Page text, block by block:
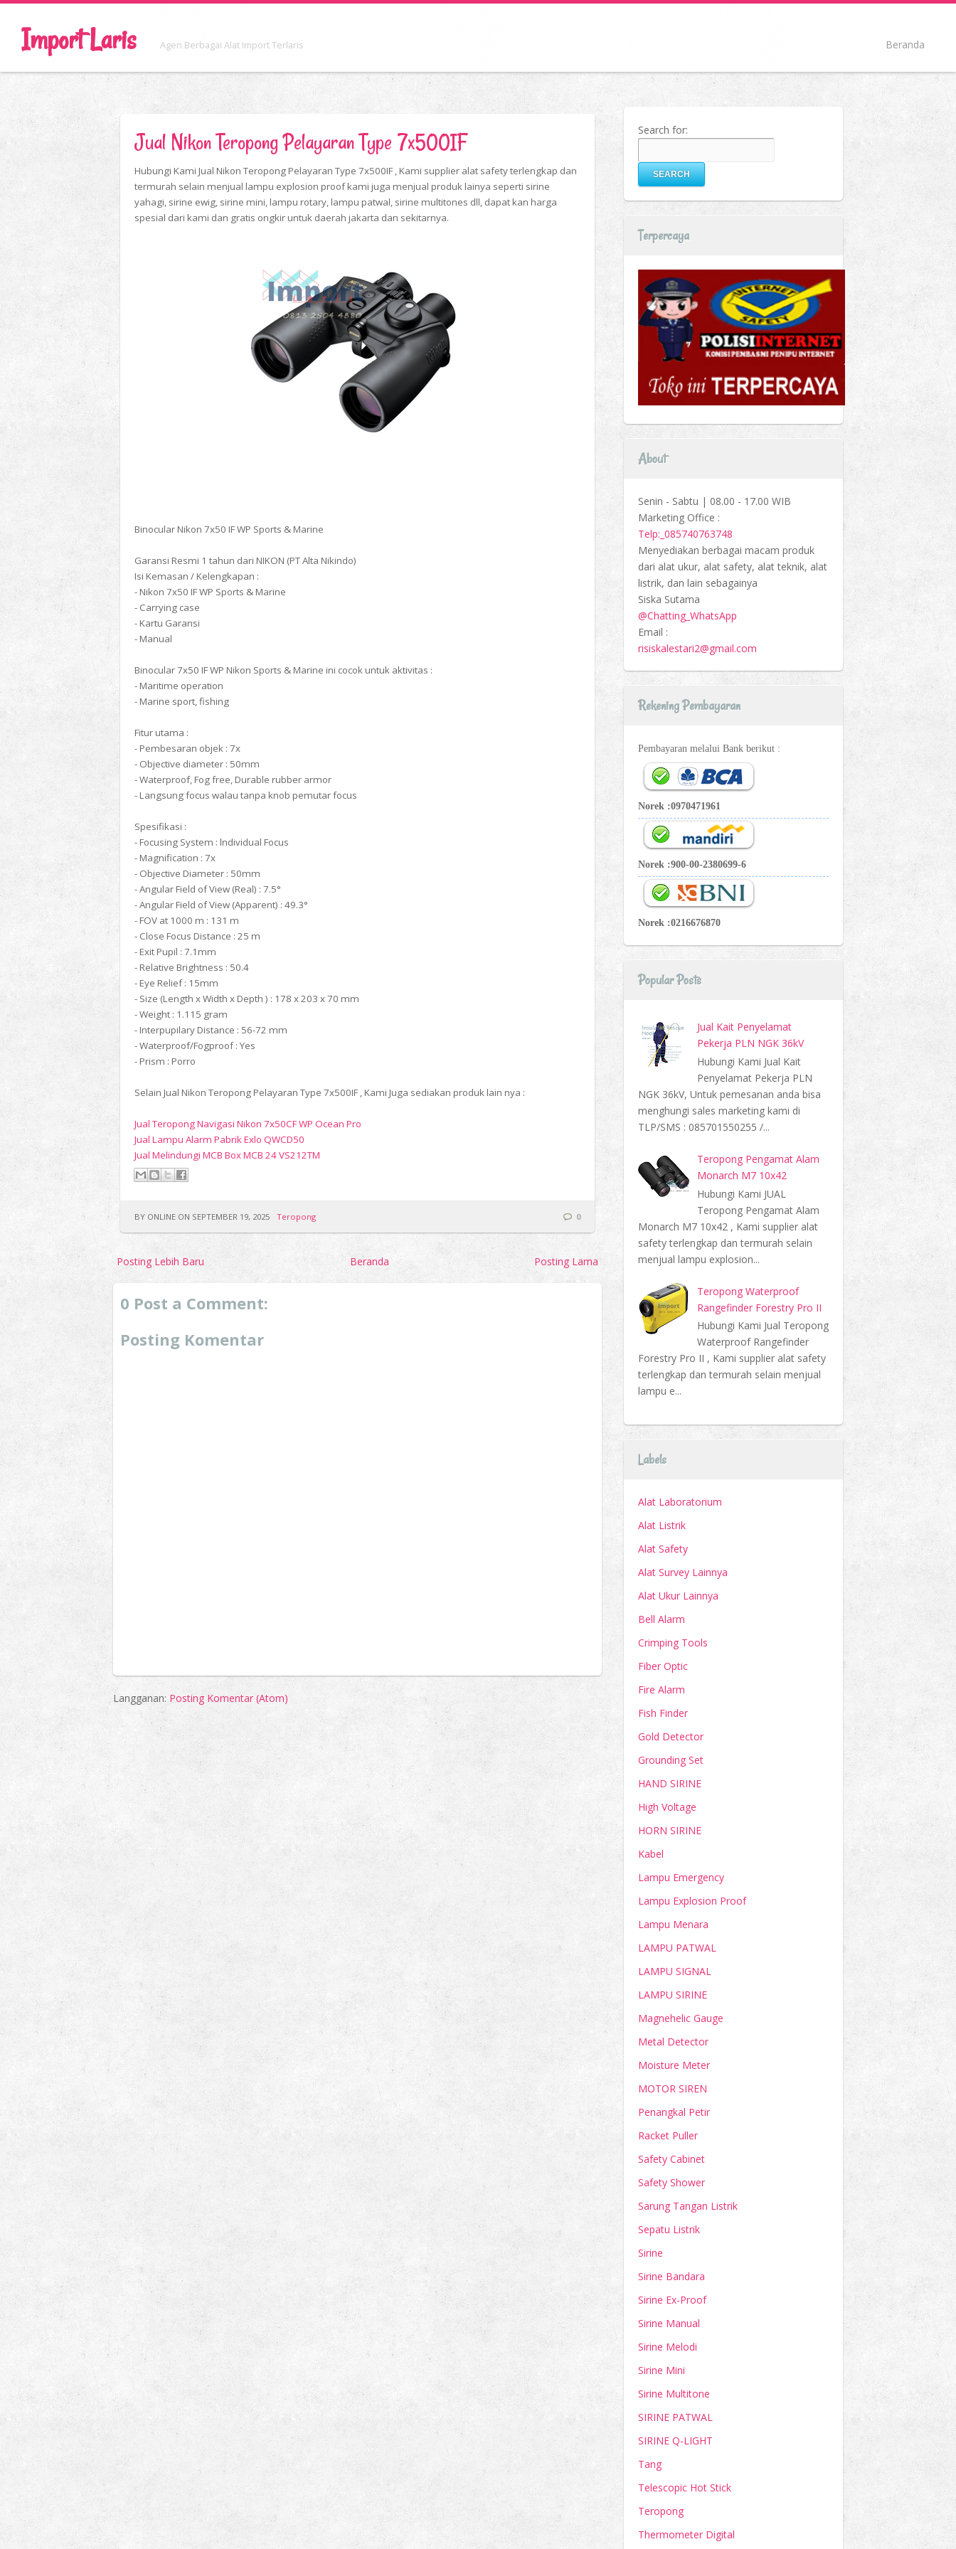
Import Laris Agen Berbagai Alat Import Terlaris Beranda
Jual Nikon Teropong Pelayaran Type 7x500IF
Hubungi Kami Jual Nikon Teropong Pelayaran Type 7x500IF , Kami supplier alat safety terlengkap dan
termurah selain menjual lampu explosion proof kami juga menjual produk lainya seperti sirine
yahagi, sirine ewig, sirine mini, lampu rotary, lampu patwal, sirine multitones dll, dapat kan harga
spesial dari kami dan gratis ongkir untuk daerah jakarta dan sekitarnya.
Binocular Nikon 7x50 IF WP Sports & Marine
Garansi Resmi 1 tahun dari NIKON (PT Alta Nikindo)
Isi Kemasan / Kelengkapan :
- Nikon 7x50 IF WP Sports & Marine
- Carrying case
- Kartu Garansi
- Manual
Binocular 7x50 IF WP Nikon Sports & Marine ini cocok untuk aktivitas :
- Maritime operation
- Marine sport, fishing
Fitur utama :
- Pembesaran objek : 7x
- Objective diameter : 50mm
- Waterproof, Fog free, Durable rubber armor
- Langsung focus walau tanpa knob pemutar focus
Spesifikasi :
- Focusing System : lndividual Focus
- Magnification : 7x
- Objective Diameter : 50mm
- Angular Field of View (Real) : 7.5°
- Angular Field of View (Apparent) : 49.3°
- FOV at 1000 m : 131 m
- Close Focus Distance : 25 m
- Exit Pupil : 7.1mm
- Relative Brightness : 50.4
- Eye Relief : 15mm
- Size (Length x Width x Depth ) : 178 x 203 x 70 mm
- Weight : 1.115 gram
- Interpupilary Distance : 56-72 mm
- Waterproof/Fogproof : Yes
- Prism : Porro
Selain Jual Nikon Teropong Pelayaran Type 7x500IF , Kami Juga sediakan produk lain nya :
Jual Teropong Navigasi Nikon 7x50CF WP Ocean Pro
Jual Lampu Alarm Pabrik Exlo QWCD50
Jual Melindungi MCB Box MCB 24 VS212TM
BY ONLINE ON SEPTEMBER 19, 2025 Teropong 0
Posting Lebih Baru Posting Lama
Beranda
0 Post a Comment:
Posting Komentar
Langganan: Posting Komentar (Atom)
Search for:
Terpercaya
About
Senin - Sabtu | 08.00 - 17.00 WIB
Marketing Office :
Telp:_085740763748
Menyediakan berbagai macam produk
dari alat ukur, alat safety, alat teknik, alat
listrik, dan lain sebagainya
Siska Sutama
@Chatting_WhatsApp
Email :
risiskalestari2@gmail.com
Rekening Pembayaran
Pembayaran melalui Bank berikut :
Norek :0970471961
Norek :900-00-2380699-6
Norek :0216676870
Popular Posts
Jual Kait Penyelamat
Pekerja PLN NGK 36kV
Hubungi Kami Jual Kait
Penyelamat Pekerja PLN
NGK 36kV, Untuk pemesanan anda bisa
menghungi sales marketing kami di
TLP/SMS : 085701550255 /...
Teropong Pengamat Alam
Monarch M7 10x42
Hubungi Kami JUAL
Teropong Pengamat Alam
Monarch M7 10x42 , Kami supplier alat
safety terlengkap dan termurah selain
menjual lampu explosion...
Teropong Waterproof
Rangefinder Forestry Pro II
Hubungi Kami Jual Teropong
Waterproof Rangefinder
Forestry Pro II , Kami supplier alat safety
terlengkap dan termurah selain menjual
lampu e...
Labels
Alat Laboratorium
Alat Listrik
Alat Safety
Alat Survey Lainnya
Alat Ukur Lainnya
Bell Alarm
Crimping Tools
Fiber Optic
Fire Alarm
Fish Finder
Gold Detector
Grounding Set
HAND SIRINE
High Voltage
HORN SIRINE
Kabel
Lampu Emergency
Lampu Explosion Proof
Lampu Menara
LAMPU PATWAL
LAMPU SIGNAL
LAMPU SIRINE
Magnehelic Gauge
Metal Detector
Moisture Meter
MOTOR SIREN
Penangkal Petir
Racket Puller
Safety Cabinet
Safety Shower
Sarung Tangan Listrik
Sepatu Listrik
Sirine
Sirine Bandara
Sirine Ex-Proof
Sirine Manual
Sirine Melodi
Sirine Mini
Sirine Multitone
SIRINE PATWAL
SIRINE Q-LIGHT
Tang
Telescopic Hot Stick
Teropong
Thermometer Digital